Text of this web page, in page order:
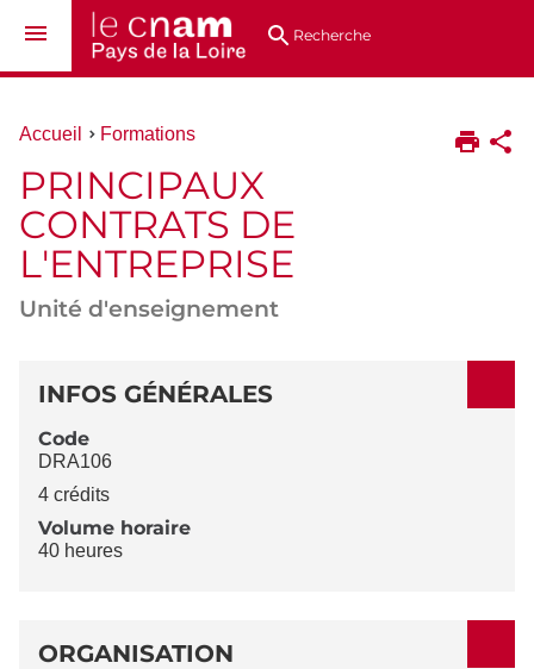
au
directsRecherche
Vous
ici :
Accueil Formations
PRINCIPAUX
CONTRATS DE
L'ENTREPRISE
Unité d'enseignement
DÉTAILS
INFOS GÉNÉRALES
Code
DRA106
4 crédits
Volume horaire
40 heures
ORGANISATION